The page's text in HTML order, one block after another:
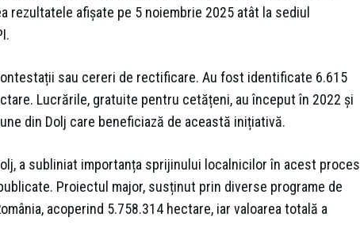
rezultatele afișate pe 5 noiembrie 2025 atât la sediul
sau cereri de rectificare. Au fost identificate 6.615
Lucrările, gratuite pentru cetățeni, au început în 2022 și
din Dolj care beneficiază de această inițiativă.
a subliniat importanța sprijinului localnicilor în acest proces
Proiectul major, susținut prin diverse programe de
acoperind 5.758.314 hectare, iar valoarea totală a